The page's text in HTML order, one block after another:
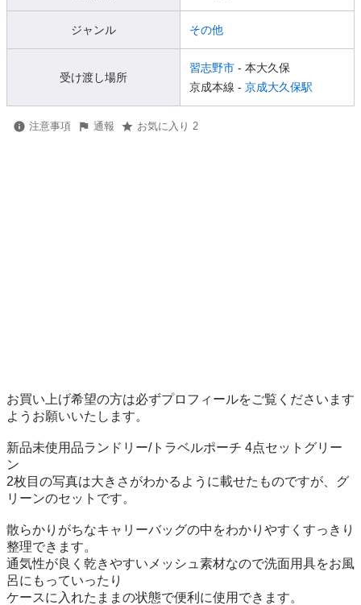
ジャンル その他
受け渡し場所
習志野市 - 本大久保
京成本線 - 京成大久保駅
注意事項 通報 お気に入り 2
お買い上げ希望の方は必ずプロフィールをご覧くださいます
ようお願いいたします。
新品未使用品ランドリー/トラベルポーチ 4点セットグリー
ン
2枚目の写真は大きさがわかるように載せたものですが、グ
リーンのセットです。
散らかりがちなキャリーバッグの中をわかりやすくすっきり
整理できます。
通気性が良く乾きやすいメッシュ素材なので洗面用具をお風
呂にもっていったり
ケースに入れたままの状態で便利に使用できます。